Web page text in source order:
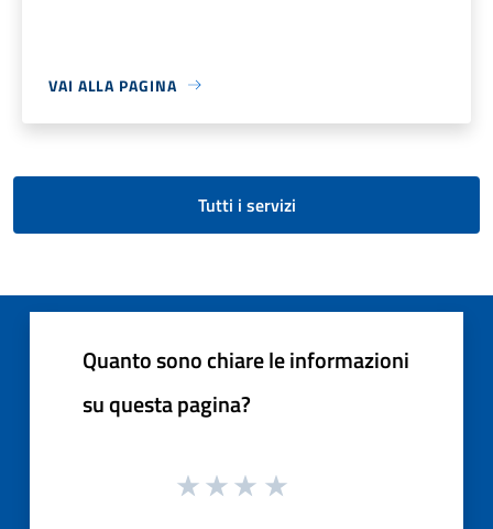
VAI ALLA PAGINA
Tutti i servizi
Quanto sono chiare le informazioni
su questa pagina?